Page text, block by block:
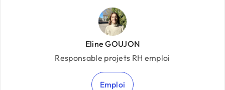
Eline GOUJON
Responsable projets RH emploi
Emploi